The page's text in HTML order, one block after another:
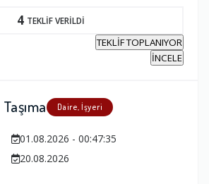
4 TEKLİF VERİLDİ
TEKLİF TOPLANIYOR
İNCELE
Daire, İşyeri
01.08.2026 - 00:47:35
20.08.2026